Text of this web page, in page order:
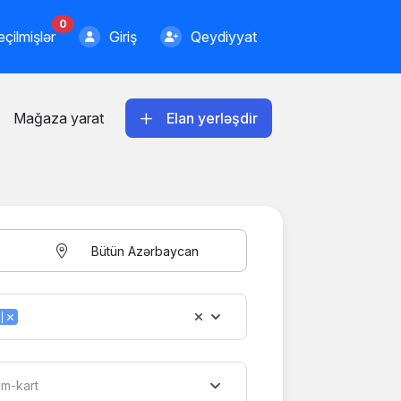
0
Giriş Qeydiyyat
Mağaza yarat Elan yerləşdir
Bütün Azərbaycan
kart